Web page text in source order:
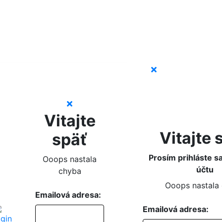
Vitajte
späť
Ooops nastala
chyba
Emailová adresa:
Vitajte
Prosím prihláste
účtu
Ooops nastala
Emailová adresa: